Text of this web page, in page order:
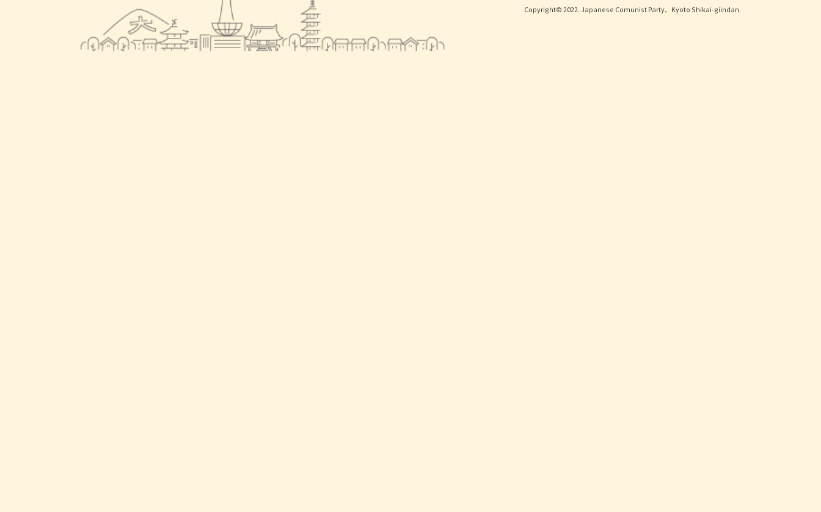
Copyright© 2022. Japanese Comunist Party、Kyoto Shikai-giindan.